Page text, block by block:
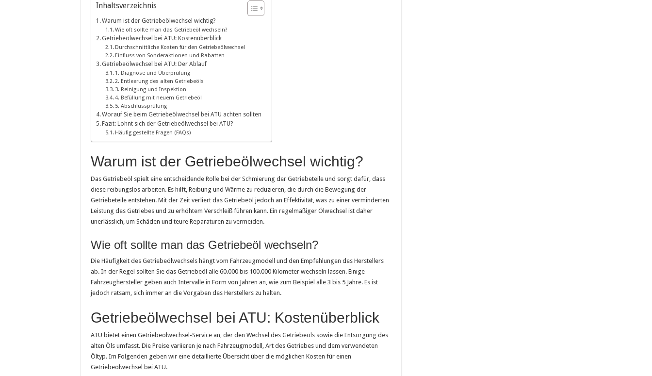
Inhaltsverzeichnis
Warum ist der Getriebeölwechsel wichtig?
Wie oft sollte man das Getriebeöl wechseln?
Getriebeölwechsel bei ATU: Kostenüberblick
Durchschnittliche Kosten für den Getriebeölwechsel
Einfluss von Sonderaktionen und Rabatten
Getriebeölwechsel bei ATU: Der Ablauf
1. Diagnose und Überprüfung
2. Entleerung des alten Getriebeöls
3. Reinigung und Inspektion
4. Befüllung mit neuem Getriebeöl
5. Abschlussprüfung
Worauf Sie beim Getriebeölwechsel bei ATU achten sollten
Fazit: Lohnt sich der Getriebeölwechsel bei ATU?
Häufig gestellte Fragen (FAQs)
Warum ist der Getriebeölwechsel wichtig?
Das Getriebeöl spielt eine entscheidende Rolle bei der Schmierung der Getriebeteile und sorgt dafür, dass
diese reibungslos arbeiten. Es hilft, Reibung und Wärme zu reduzieren, die durch die Bewegung der
Getriebeteile entstehen. Mit der Zeit verliert das Getriebeöl jedoch an Effektivität, was zu einer verminderten
Leistung des Getriebes und zu erhöhtem Verschleiß führen kann. Ein regelmäßiger Ölwechsel ist daher
unerlässlich, um Schäden und teure Reparaturen zu vermeiden.
Wie oft sollte man das Getriebeöl wechseln?
Die Häufigkeit des Getriebeölwechsels hängt vom Fahrzeugmodell und den Empfehlungen des Herstellers
ab. In der Regel sollten Sie das Getriebeöl alle 60.000 bis 100.000 Kilometer wechseln lassen. Einige
Fahrzeughersteller geben auch Intervalle in Form von Jahren an, wie zum Beispiel alle 3 bis 5 Jahre. Es ist
jedoch ratsam, sich immer an die Vorgaben des Herstellers zu halten.
Getriebeölwechsel bei ATU: Kostenüberblick
ATU bietet einen Getriebeölwechsel-Service an, der den Wechsel des Getriebeöls sowie die Entsorgung des
alten Öls umfasst. Die Preise variieren je nach Fahrzeugmodell, Art des Getriebes und dem verwendeten
Öltyp. Im Folgenden geben wir eine detaillierte Übersicht über die möglichen Kosten für einen
Getriebeölwechsel bei ATU.